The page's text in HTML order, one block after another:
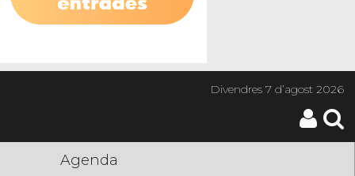
Divendres7 d’agost 2026
Agenda